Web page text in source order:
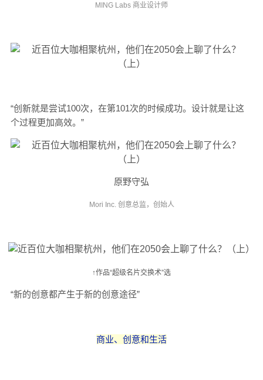
MING Labs 商业设计师
“创新就是尝试100次，在第101次的时候成功。设计就是让这
个过程更加高效。”
原野守弘
Mori Inc. 创意总监，创始人
↑作品“超级名片交换术”选
“新的创意都产生于新的创意途径”
商业、创意和生活